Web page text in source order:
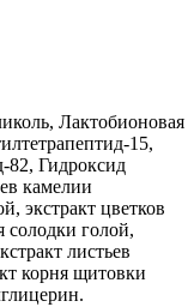
Лактобионовая
15,
82, Гидроксид
камелии
экстракт цветков
голой,
листьев
корня щитовки